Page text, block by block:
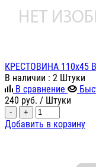
КРЕСТОВИНА 110х45
В наличии : 2 Штуки
В сравнение
240 руб. / Штуки
- +
Добавить в корзину